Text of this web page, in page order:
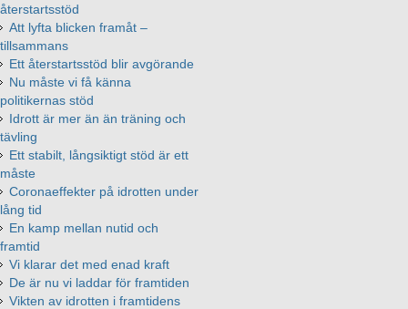
återstartsstöd
Att lyfta blicken framåt –
tillsammans
Ett återstartsstöd blir avgörande
Nu måste vi få känna
politikernas stöd
Idrott är mer än än träning och
tävling
Ett stabilt, långsiktigt stöd är ett
måste
Coronaeffekter på idrotten under
lång tid
En kamp mellan nutid och
framtid
Vi klarar det med enad kraft
De är nu vi laddar för framtiden
Vikten av idrotten i framtidens